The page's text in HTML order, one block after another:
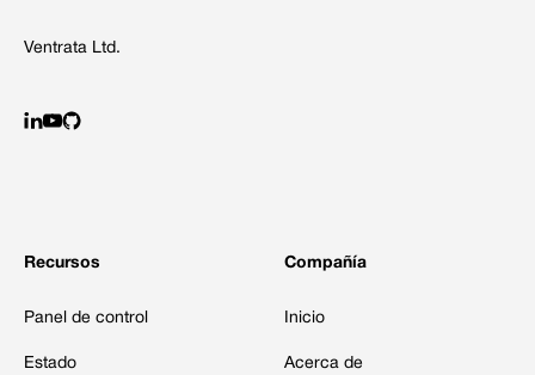
Ventrata Ltd.
Recursos
Panel de control
Estado
Compañía
Inicio
Acerca de